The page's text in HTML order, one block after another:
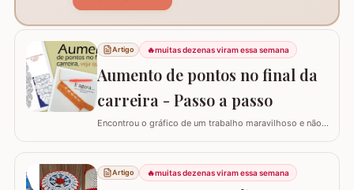
Artigo 🔥muitas dezenas viram essa semana
Aumento de pontos no final da
carreira - Passo a passo
Encontrou o gráfico de um trabalho maravilhoso e não
explicar de forma simples como interpretar o gráfico,
calcular a quantidade de correntes para iniciar um
trabalho e aumentar a quantidade de pontos no início ou
Artigo 🔥muitas dezenas viram essa semana